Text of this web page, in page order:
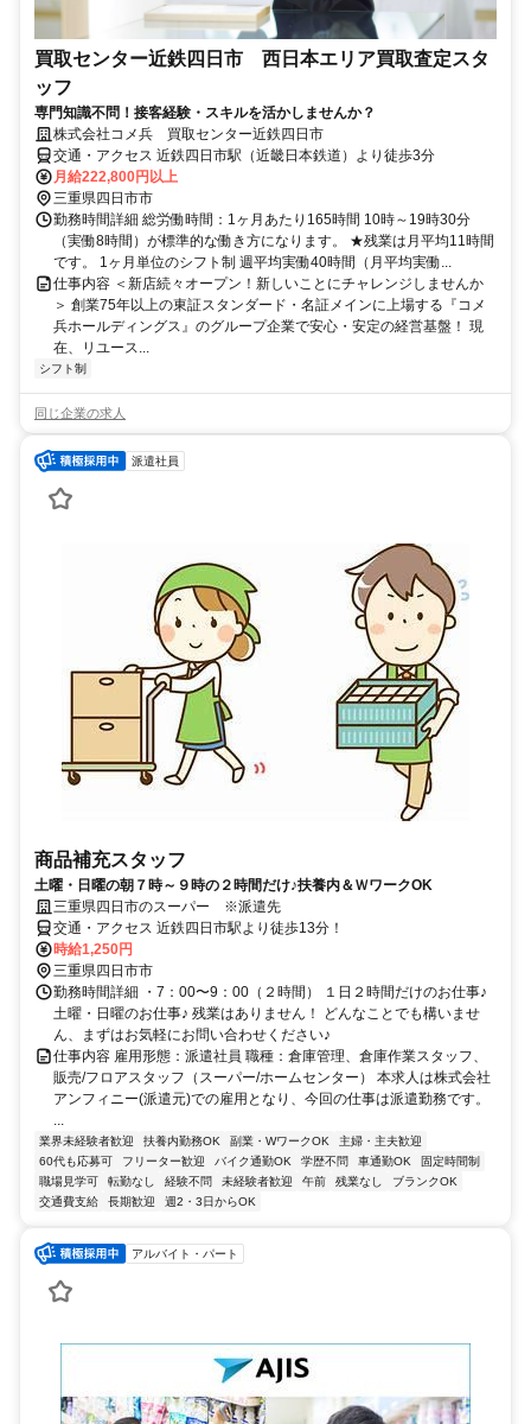
買取センター近鉄四日市 西日本エリア買取査定スタ
ッフ
専門知識不問！接客経験・スキルを活かしませんか？
株式会社コメ兵 買取センター近鉄四日市
交通・アクセス 近鉄四日市駅（近畿日本鉄道）より徒歩3分
月給222,800円以上
三重県四日市市
勤務時間詳細 総労働時間：1ヶ月あたり165時間 10時～19時30分
（実働8時間）が標準的な働き方になります。 ★残業は月平均11時間
です。 1ヶ月単位のシフト制 週平均実働40時間（月平均実働...
仕事内容 ＜新店続々オープン！新しいことにチャレンジしませんか
＞ 創業75年以上の東証スタンダード・名証メインに上場する『コメ
兵ホールディングス』のグループ企業で安心・安定の経営基盤！ 現
在、リユース...
シフト制
同じ企業の求人
派遣社員
商品補充スタッフ
土曜・日曜の朝７時～９時の２時間だけ♪扶養内＆ＷワークOK
三重県四日市のスーパー ※派遣先
交通・アクセス 近鉄四日市駅より徒歩13分！
時給1,250円
三重県四日市市
勤務時間詳細 ・7：00〜9：00（２時間） １日２時間だけのお仕事♪
土曜・日曜のお仕事♪ 残業はありません！ どんなことでも構いませ
ん、まずはお気軽にお問い合わせください♪
仕事内容 雇用形態：派遣社員 職種：倉庫管理、倉庫作業スタッフ、
販売/フロアスタッフ（スーパー/ホームセンター） 本求人は株式会社
アンフィニー(派遣元)での雇用となり、今回の仕事は派遣勤務です。
業界未経験者歓迎 扶養内勤務OK 副業・WワークOK
主婦・主夫歓迎
60代も応募可
フリーター歓迎 バイク通勤OK 学歴不問 車通勤OK
固定時間制
職場見学可
転勤なし 経験不問 未経験者歓迎 午前 残業なし
ブランクOK
交通費支給
長期歓迎 週2・3日からOK
アルバイト・パート